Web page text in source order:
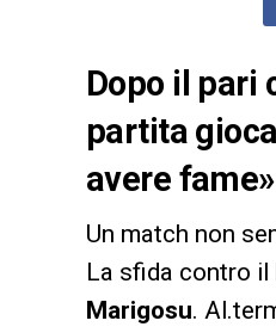
Dopo il pari
partita
avere fame»
Un match non
La sfida contro il
Marigosu.